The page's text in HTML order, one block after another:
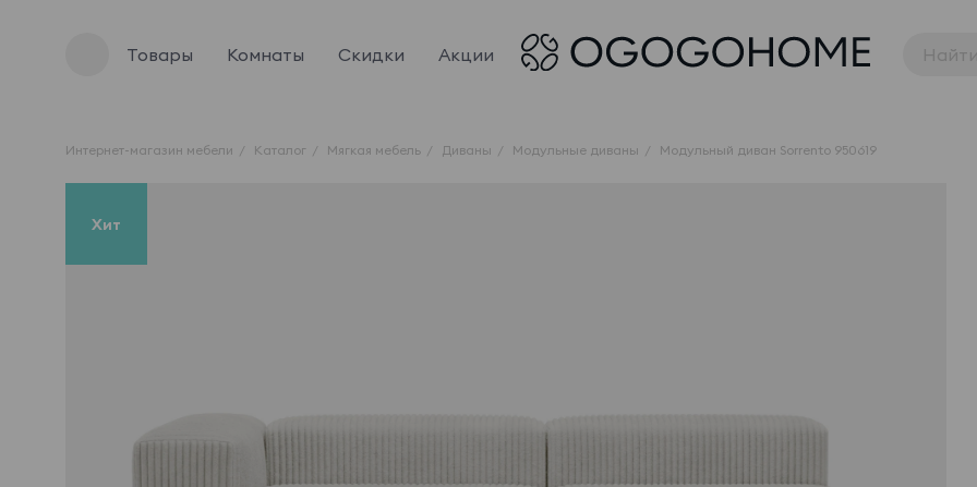
Товары Комнаты Скидки Акции
Интернет-магазин мебели Каталог Мягкая мебель Диваны Модульные диваны Модульный диван Sorrento 950619
Хит